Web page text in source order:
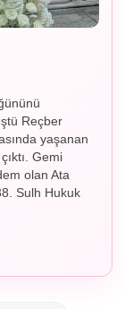
Reçber
yaşanan
Gemi
olan Ata
Sulh Hukuk